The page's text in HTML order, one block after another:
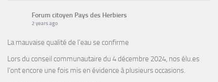
Forum citoyen Pays des Herbiers
2 years ago
La mauvaise qualité de l’eau se confirme
Lors du conseil communautaire du 4 décembre 2024, nos élu.es
l’ont encore une fois mis en évidence à plusieurs occasions.